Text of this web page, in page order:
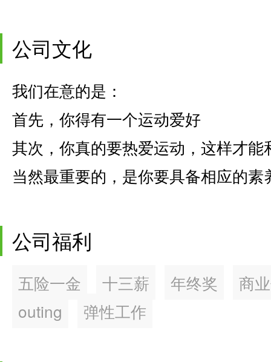
公司文化
我们在意的是：
首先，你得有一个运动爱好
其次，你真的要热爱运动，这样才
当然最重要的，是你要具备相应的素
公司福利
五险一金 十三薪 年终奖
商
outing
弹性工作